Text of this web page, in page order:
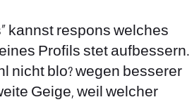
kannst respons welches
Profils stet aufbessern.
nicht blo? wegen besserer
Geige, weil welcher